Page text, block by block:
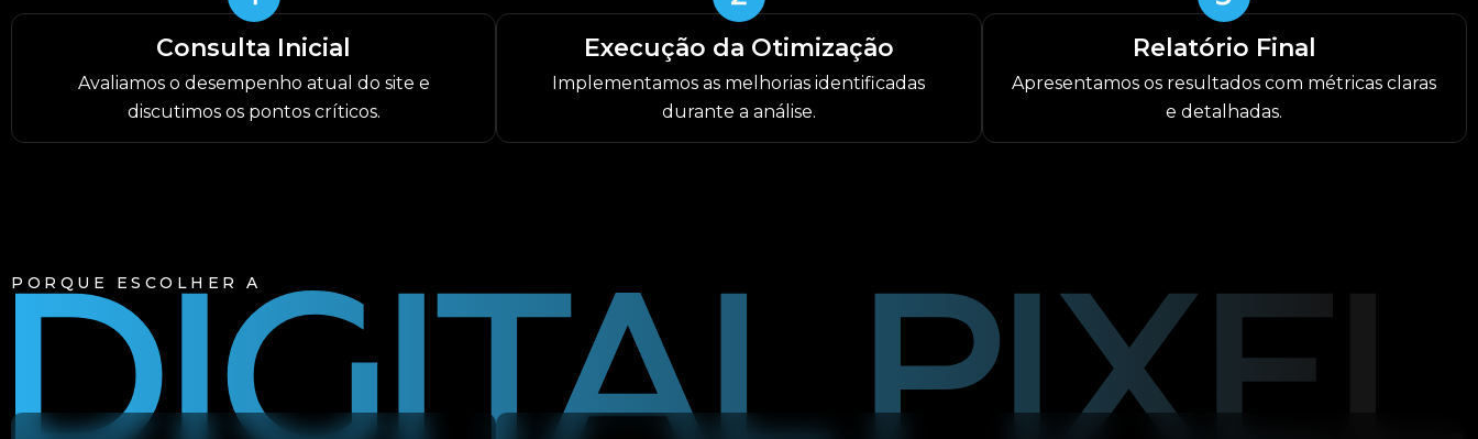
Consulta Inicial
Avaliamos o desempenho atual do site e
discutimos os pontos críticos.
Execução da Otimização
Implementamos as melhorias identificadas
durante a análise.
Relatório Final
Apresentamos os resultados com métricas claras
e detalhadas.
PORQUE ESCOLHER A